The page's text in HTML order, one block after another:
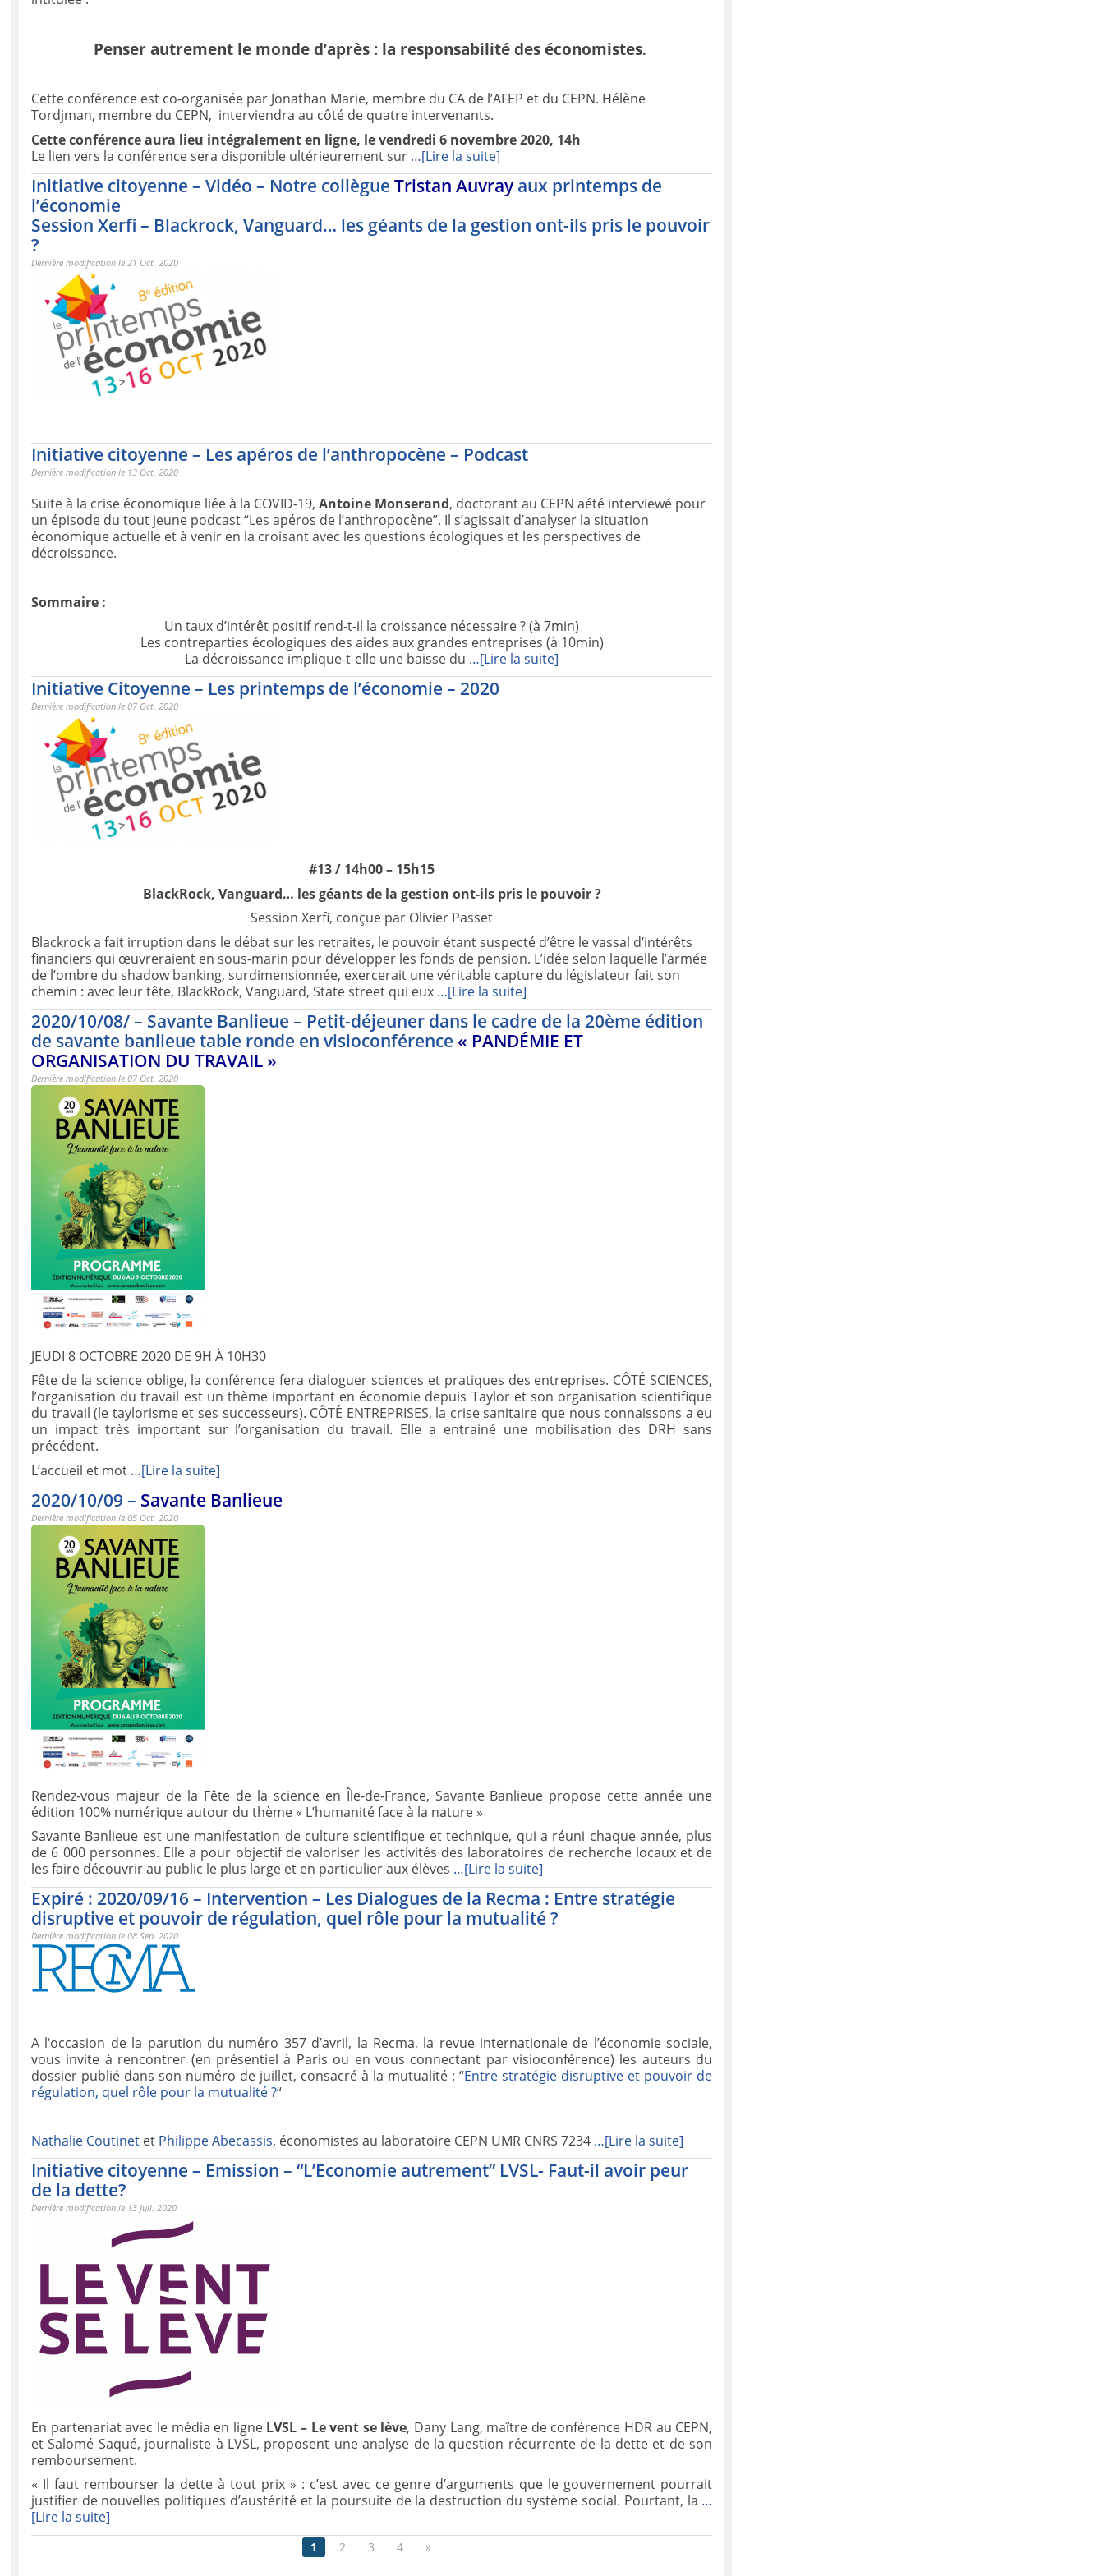
Penser autrement le monde d’après : la responsabilité des économistes.
Cette conférence est co-organisée par Jonathan Marie, membre du CA de l’AFEP et du CEPN. Hélène
Tordjman, membre du CEPN, interviendra au côté de quatre intervenants.
Cette conférence aura lieu intégralement en ligne, le vendredi 6 novembre 2020, 14h
Le lien vers la conférence sera disponible ultérieurement sur …[Lire la suite]
Initiative citoyenne – Vidéo – Notre collègueTristan Auvrayaux printemps de
l’économie
Session Xerfi – Blackrock, Vanguard… les géants de la gestion ont-ils pris le pouvoir
?
Dernière modification le 21 Oct. 2020
Initiative citoyenne – Les apéros de l’anthropocène – Podcast
Dernière modification le 13 Oct. 2020
Suite à la crise économique liée à la COVID-19,Antoine Monserand, doctorant au CEPN aété interviewé pour
un épisode du tout jeune podcast “Les apéros de l’anthropocène”. Il s’agissait d’analyser la situation
économique actuelle et à venir en la croisant avec les questions écologiques et les perspectives de
décroissance.
Sommaire :
Un taux d’intérêt positif rend-t-il la croissance nécessaire ? (à 7min)
Les contreparties écologiques des aides aux grandes entreprises (à 10min)
La décroissance implique-t-elle une baisse du …[Lire la suite]
Initiative Citoyenne – Les printemps de l’économie – 2020
Dernière modification le 07 Oct. 2020
#13 / 14h00 – 15h15
BlackRock, Vanguard… les géants de la gestion ont-ils pris le pouvoir ?
Session Xerfi, conçue par Olivier Passet
Blackrock a fait irruption dans le débat sur les retraites, le pouvoir étant suspecté d’être le vassal d’intérêts
financiers qui œuvreraient en sous-marin pour développer les fonds de pension. L’idée selon laquelle l’armée
de l’ombre du shadow banking, surdimensionnée, exercerait une véritable capture du législateur fait son
chemin : avec leur tête, BlackRock, Vanguard, State street qui eux …[Lire la suite]
2020/10/08/ – Savante Banlieue – Petit-déjeuner dans le cadre de la 20ème édition
de savante banlieue table ronde en visioconférence « PANDÉMIE ET
ORGANISATION DU TRAVAIL »
Dernière modification le 07 Oct. 2020
JEUDI 8 OCTOBRE 2020 DE 9H À 10H30
Fête de la science oblige, la conférence fera dialoguer sciences et pratiques des entreprises. CÔTÉ SCIENCES,
l’organisation du travail est un thème important en économie depuis Taylor et son organisation scientifique
du travail (le taylorisme et ses successeurs). CÔTÉ ENTREPRISES, la crise sanitaire que nous connaissons a eu
un impact très important sur l’organisation du travail. Elle a entrainé une mobilisation des DRH sans
précédent.
L’accueil et mot …[Lire la suite]
2020/10/09 – Savante Banlieue
Dernière modification le 05 Oct. 2020
Rendez-vous majeur de la Fête de la science en Île-de-France, Savante Banlieue propose cette année une
édition 100% numérique autour du thème « L’humanité face à la nature »
Savante Banlieue est une manifestation de culture scientifique et technique, qui a réuni chaque année, plus
de 6 000 personnes. Elle a pour objectif de valoriser les activités des laboratoires de recherche locaux et de
les faire découvrir au public le plus large et en particulier aux élèves …[Lire la suite]
Expiré : 2020/09/16 – Intervention – Les Dialogues de la Recma : Entre stratégie
disruptive et pouvoir de régulation, quel rôle pour la mutualité ?
Dernière modification le 08 Sep. 2020
A l‘occasion de la parution du numéro 357 d’avril, la Recma, la revue internationale de l’économie sociale,
vous invite à rencontrer (en présentiel à Paris ou en vous connectant par visioconférence) les auteurs du
dossier publié dans son numéro de juillet, consacré à la mutualité : “Entre stratégie disruptive et pouvoir de
régulation, quel rôle pour la mutualité ?“
Nathalie Coutinet et Philippe Abecassis, économistes au laboratoire CEPN UMR CNRS 7234 …[Lire la suite]
Initiative citoyenne – Emission – “L’Economie autrement” LVSL- Faut-il avoir peur
de la dette?
Dernière modification le 13 Juil. 2020
En partenariat avec le média en ligne LVSL – Le vent se lève, Dany Lang, maître de conférence HDR au CEPN,
et Salomé Saqué, journaliste à LVSL, proposent une analyse de la question récurrente de la dette et de son
remboursement.
« Il faut rembourser la dette à tout prix » : c’est avec ce genre d’arguments que le gouvernement pourrait
justifier de nouvelles politiques d’austérité et la poursuite de la destruction du système social. Pourtant, la …
[Lire la suite]
1 2 3 4 »